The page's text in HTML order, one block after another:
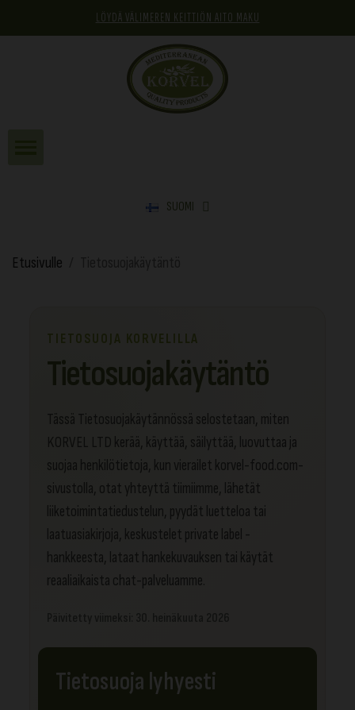
LÖYDÄ VÄLIMEREN KEITTIÖN AITO MAKU
SUOMI
Etusivulle
TIETOSUOJA KORVELILLA
Tietosuojakäytäntö
Tässä Tietosuojakäytännössä selostetaan, miten
KORVEL LTD kerää, käyttää, säilyttää, luovuttaa ja
suojaa henkilötietoja, kun vierailet korvel-food.com-
sivustolla, otat yhteyttä tiimiimme, lähetät
liiketoimintatiedustelun, pyydät luetteloa tai
laatuasiakirjoja, keskustelet private label -
hankkeesta, lataat hankekuvauksen tai käytät
reaaliaikaista chat-palveluamme.
Tietosuoja lyhyesti